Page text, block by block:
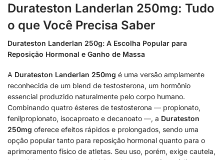
Durateston Landerlan 250mg: Tudo
o que Você Precisa Saber
Durateston Landerlan 250g: A Escolha Popular para
Reposição Hormonal e Ganho de Massa
A Durateston Landerlan 250mg é uma versão amplamente
reconhecida de um blend de testosterona, um hormônio
essencial produzido naturalmente pelo corpo humano.
Combinando quatro ésteres de testosterona — propionato,
fenilpropionato, isocaproato e decanoato —, a Durateston
250mg oferece efeitos rápidos e prolongados, sendo uma
opção popular tanto para reposição hormonal quanto para o
aprimoramento físico de atletas. Seu uso, porém, exige cautela,